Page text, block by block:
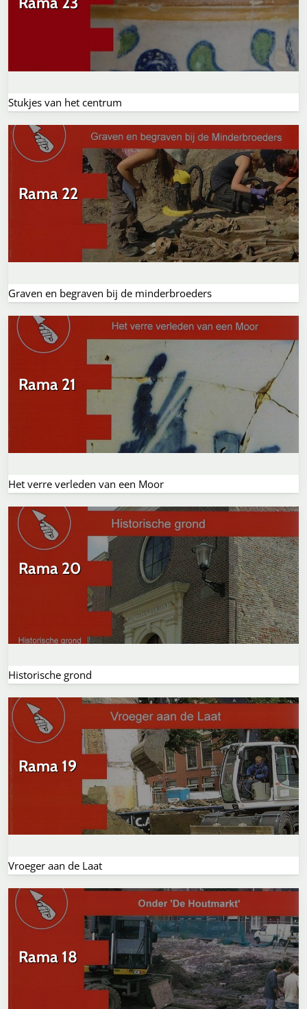
Stukjes van het centrum
Rama 22
Graven en begraven bij de minderbroeders
Rama 21
Het verre verleden van een Moor
Rama 20
Historische grond
Rama 19
Vroeger aan de Laat
Rama 18